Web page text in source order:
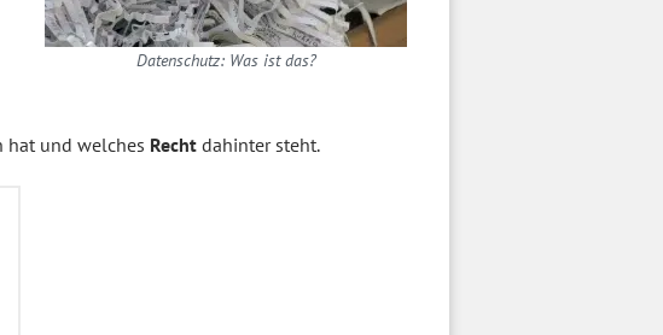
Datenschutz: Was ist das?
hat und welches Recht dahinter steht.